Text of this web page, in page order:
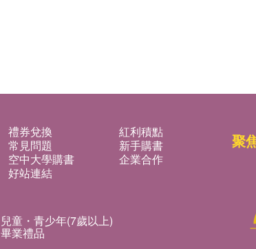
禮券兌換
紅利積點
常見問題
新手購書
空中大學購書
企業合作
好站連結
兒童・青少年(7歲以上)
畢業禮品
聚